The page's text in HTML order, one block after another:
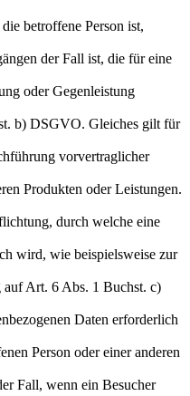
betroffene Person ist,
der Fall ist, die für eine
oder Gegenleistung
b) DSGVO. Gleiches gilt für
vorvertraglicher
Produkten oder Leistungen.
durch welche eine
wird, wie beispielsweise zur
auf Art. 6 Abs. 1 Buchst. c)
Daten erforderlich
Person oder einer anderen
Fall, wenn ein Besucher